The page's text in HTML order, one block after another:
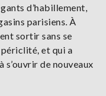
d’habillement,
parisiens. À
sortir sans se
et qui a
s’ouvrir de nouveaux